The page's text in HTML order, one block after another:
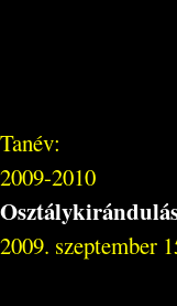
Tanév:
2009-2010
2009. szeptember